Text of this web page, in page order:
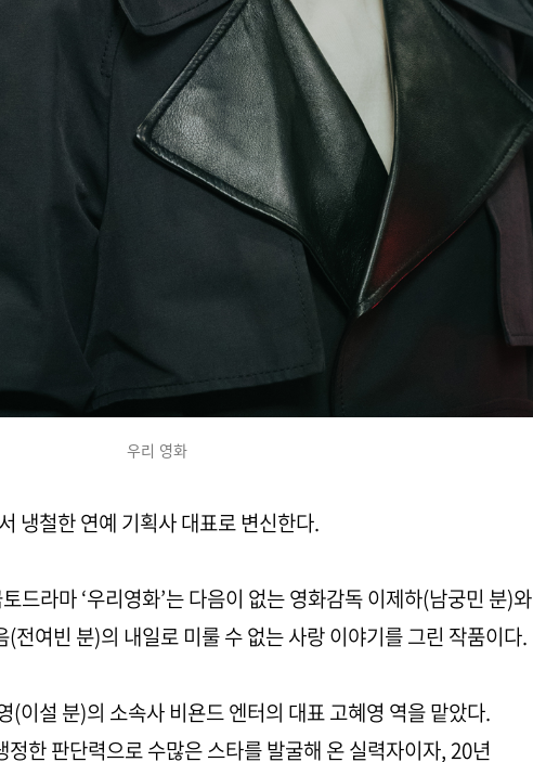
우리 영화
냉철한 연예 기획사 대표로 변신한다.
드라마 ‘우리영화’는 다음이 없는 영화감독 이제하(남궁민 분)와
전여빈 분)의 내일로 미룰 수 없는 사랑 이야기를 그린 작품이다.
(이설 분)의 소속사 비욘드 엔터의 대표 고혜영 역을 맡았다.
한 판단력으로 수많은 스타를 발굴해 온 실력자이자, 20년